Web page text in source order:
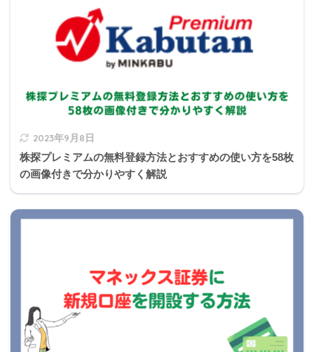
相続税の申告 10か月以内
被相続人死亡時の
所轄税務署
FP3級に比べると出題頻度は落ちますが、基本
中の基本部分なので忘れないようにしたいです
「 弟Ｂさんが受け取る死亡保険金（2,000万円）のう
ち、相続税の課税価格に算入される金額は、（
）万円となります」
2023年9月8日
株探プレミアムの無料登録方法とおすすめの使い方を58枚
の画像付きで分かりやすく解説